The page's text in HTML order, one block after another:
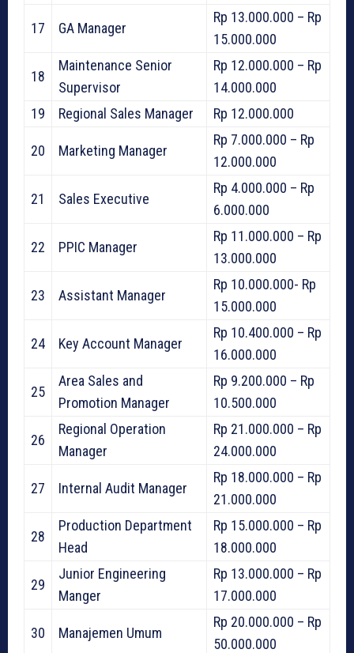
17 GA Manager
Rp 13.000.000 – Rp
15.000.000
18
Maintenance Senior
Supervisor
Rp 12.000.000 – Rp
14.000.000
19
Regional Sales Manager Rp 12.000.000
20 Marketing Manager
Rp 7.000.000 – Rp
12.000.000
21 Sales Executive
Rp 4.000.000 – Rp
6.000.000
22 PPIC Manager
Rp 11.000.000 – Rp
13.000.000
23 Assistant Manager
Rp 10.000.000- Rp
15.000.000
24 Key Account Manager
Rp 10.400.000 – Rp
16.000.000
25
Area Sales and
Promotion Manager
Rp 9.200.000 – Rp
10.500.000
26
Regional Operation
Manager
Rp 21.000.000 – Rp
24.000.000
27 Internal Audit Manager
Rp 18.000.000 – Rp
21.000.000
28
Production Department
Head
Rp 15.000.000 – Rp
18.000.000
29
Junior Engineering
Manger
Rp 13.000.000 – Rp
17.000.000
30 Manajemen Umum
Rp 20.000.000 – Rp
50.000.000